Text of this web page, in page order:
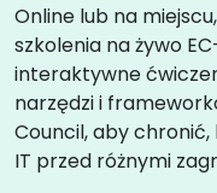
Online lub na
szkolenia na żywo
interaktywne
narzędzi i
Council, aby
IT przed różnymi